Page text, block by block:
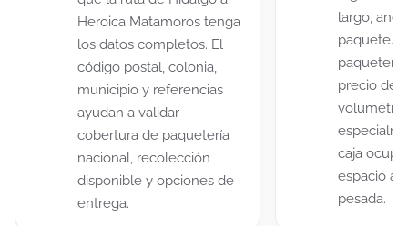
Heroica Matamoros tenga
los datos completos. El
código postal, colonia,
municipio y referencias
ayudan a validar
cobertura de paquetería
nacional, recolección
disponible y opciones de
entrega.
largo,
paquete.
precio de
caja
espacio
pesada.